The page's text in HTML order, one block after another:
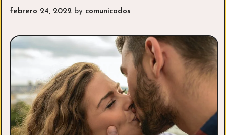
empezar
febrero 24, 2022 by comunicados